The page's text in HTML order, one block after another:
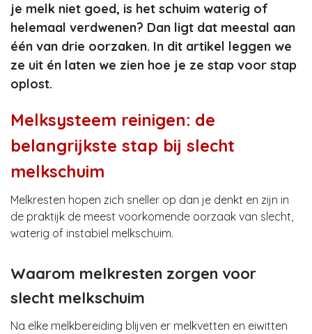
je melk niet goed, is het schuim waterig of
helemaal verdwenen? Dan ligt dat meestal aan
één van drie oorzaken. In dit artikel leggen we
ze uit én laten we zien hoe je ze stap voor stap
oplost.
Melksysteem reinigen: de
belangrijkste stap bij slecht
melkschuim
Melkresten hopen zich sneller op dan je denkt en zijn in
de praktijk de meest voorkomende oorzaak van slecht,
waterig of instabiel melkschuim.
Waarom melkresten zorgen voor
slecht melkschuim
Na elke melkbereiding blijven er melkvetten en eiwitten